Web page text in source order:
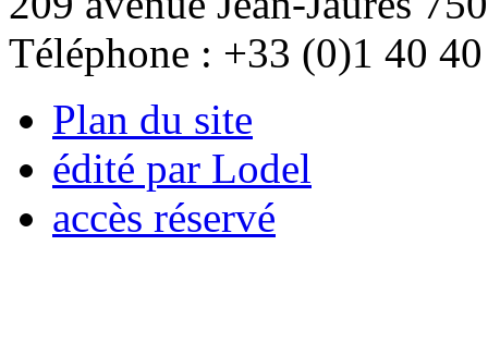
Téléphone : +33 (0)1 40
Plan du site
édité par Lodel
accès réservé